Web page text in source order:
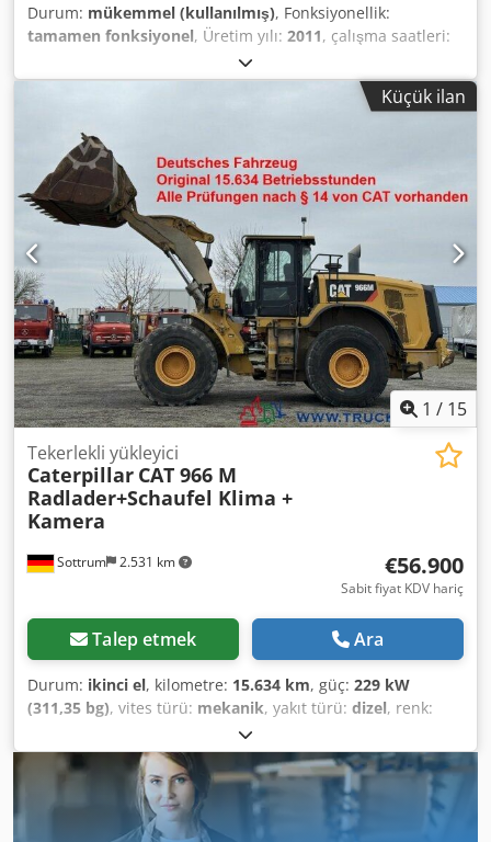
Durum: mükemmel (kullanılmış), Fonksiyonellik:
tamamen fonksiyonel, Üretim yılı: 2011, çalışma saatleri:
, Makine çok iyi durumda ve kullanıma hazırdır.
Dodpszam Efjfx Altsck
Küçük ilan
1 / 15
Sottrum 2.531 km
Tekerlekli yükleyici
Caterpillar CAT 966 M
Radlader+Schaufel Klima +
Kamera
€56.900
Sabit fiyat KDV hariç
Talep etmek Ara
Durum: ikinci el, kilometre: 15.634 km, güç: 229 kW
(311,35 bg), vites türü: mekanik, yakıt türü: dizel, renk:
23.200 kg, boş ağırlık:
yük ağırlığı:15.000 kg, dingil konfigürasyonu:4x4, koltuk
sayısı:1, ilk tescil:03/2016, frenler:motor freni, Üretim
, çalışma saatleri: 15.634 h , şoför kabini:
gündüz
, Donanım: araç içi bilgisayar, basınçlı hava freni,